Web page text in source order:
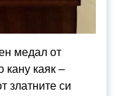
медал от
кану каяк –
златните си